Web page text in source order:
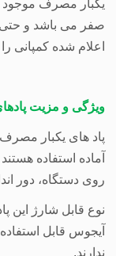
یکبار مصرف موجود
صفر می باشد و حتی
اعلام شده کمپانی
ویژگی و مزیت
پاد های یکبار
آماده استفاده
روی دستگاه، دور
نوع قابل شارژ این
آیجوس قابل
ندارند.